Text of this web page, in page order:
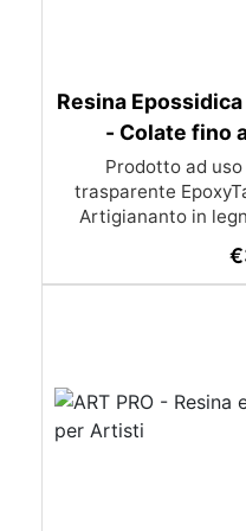
Resina
- Colate fino
Prodotto ad
trasparente
Artigiananto in
perfetta per colate
Applicazioni
monete, pietre,
spessore
Caratteristiche
€